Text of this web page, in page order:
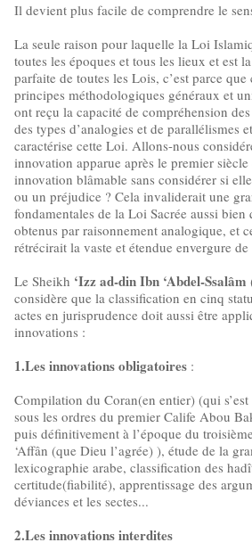
Il devient plus facile de comprendre le
La seule raison pour laquelle la Loi
toutes les époques et tous les lieux et est
parfaite de toutes les Lois, c’est parce
principes méthodologiques généraux et
ont reçu la capacité de compréhension
des types d’analogies et de parallélismes
caractérise cette Loi. Allons-nous
innovation apparue après le premier siècle
innovation blâmable sans considérer si
ou un préjudice ? Cela invaliderait une
fondamentales de la Loi Sacrée aussi bien
obtenus par raisonnement analogique, et
rétrécirait la vaste et étendue envergure
Le Sheikh ‘Izz ad-din Ibn ‘Abdel-Ssalâm
considère que la classification en cinq
actes en jurisprudence doit aussi être
innovations :
1.Les innovations obligatoires :
Compilation du Coran(en entier) (qui
sous les ordres du premier Calife Abou
puis définitivement à l’époque du
‘Affân (que Dieu l’agrée) ), étude de la
lexicographie arabe, classification des
certitude(fiabilité), apprentissage des
déviances et les sectes...
2.Les innovations interdites